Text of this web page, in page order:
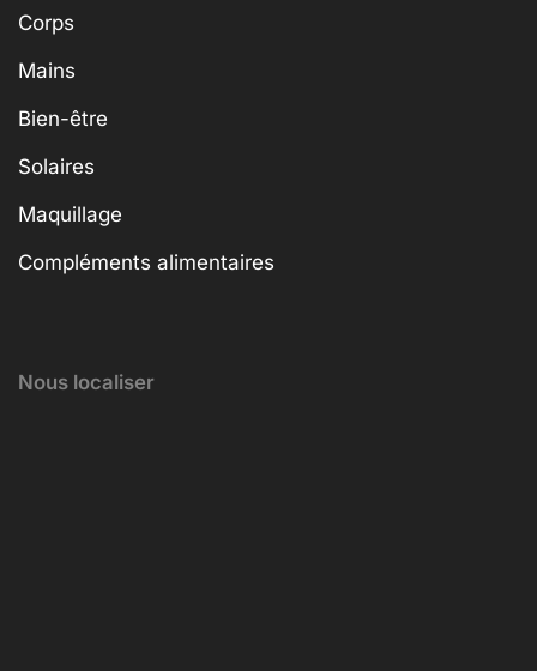
Corps
Mains
Bien-être
Solaires
Maquillage
Compléments alimentaires
Nous localiser